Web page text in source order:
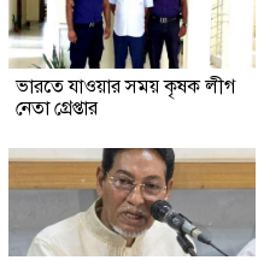
ভারতে যাওয়ার সময় কৃষক লীগ
নেতা গ্রেপ্তার